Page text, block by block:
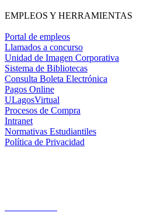
EMPLEOS Y HERRAMIENTAS
Portal de empleos
Llamados a concurso
Unidad de Imagen Corporativa
Sistema de Bibliotecas
Consulta Boleta Electrónica
Pagos Online
ULagosVirtual
Procesos de Compra
Intranet
Normativas Estudiantiles
Política de Privacidad